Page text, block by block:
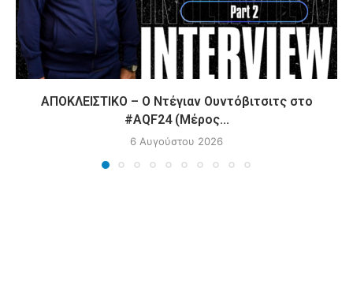
ΑΠΟΚΛΕΙΣΤΙΚΟ – Ο Ντέγιαν Ουντόβιτσιτς στο
#AQF24 (Μέρος...
6 Αυγούστου 2026